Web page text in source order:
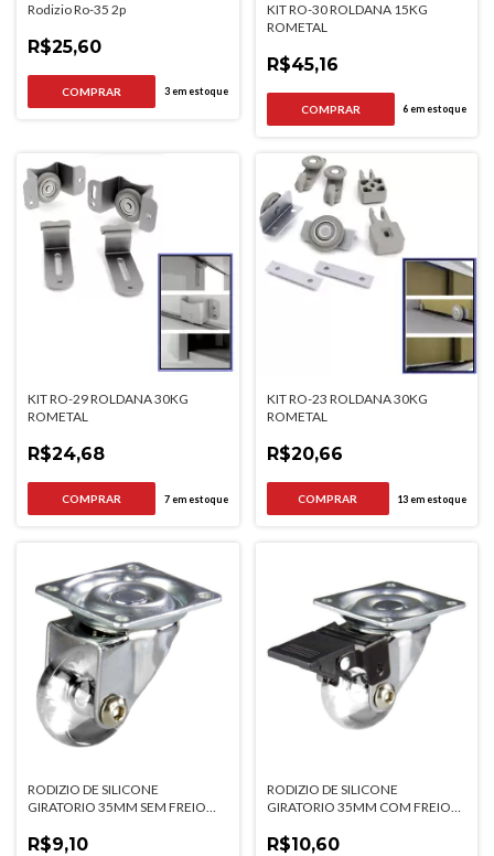
Rodizio Ro-35 2p
R$25,60
3em estoque
KIT RO-30 ROLDANA 15KG
ROMETAL
R$45,16
6em estoque
KIT RO-29 ROLDANA 30KG
ROMETAL
R$24,68
7em estoque
KIT RO-23 ROLDANA 30KG
ROMETAL
R$20,66
13em estoque
RODIZIO DE SILICONE
GIRATORIO 35MM SEM FREIO
R$9,10
RODIZIO DE SILICONE
GIRATORIO 35MM COM FREIO
R$10,60